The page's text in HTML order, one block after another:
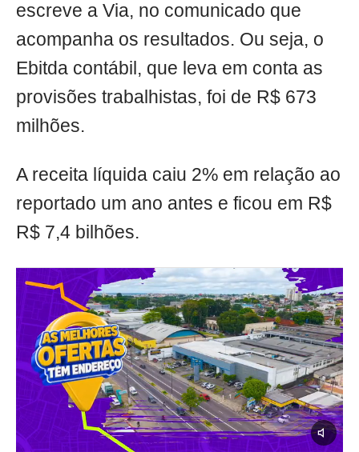
escreve a Via, no comunicado que
acompanha os resultados. Ou seja, o
Ebitda contábil, que leva em conta as
provisões trabalhistas, foi de R$ 673
milhões.
A receita líquida caiu 2% em relação ao
reportado um ano antes e ficou em R$
R$ 7,4 bilhões.